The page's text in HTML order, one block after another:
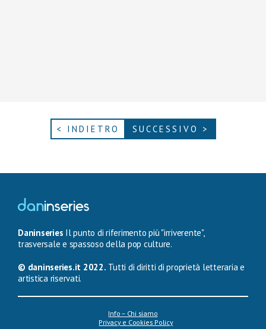
< INDIETRO SUCCESSIVO >
Daninseries Il punto di riferimento più "irriverente",
trasversale e spassoso della pop culture.
© daninseries.it 2022. Tutti di diritti di proprietà letteraria e
artistica riservati.
Info – Chi siamo
Privacy e Cookies Policy